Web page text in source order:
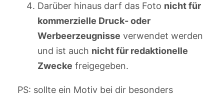
Darüber hinaus darf das Foto nicht für
kommerzielle Druck- oder
Werbeerzeugnisse verwendet werden
und ist auch nicht für redaktionelle
Zwecke freigegeben.
PS: sollte ein Motiv bei dir besonders